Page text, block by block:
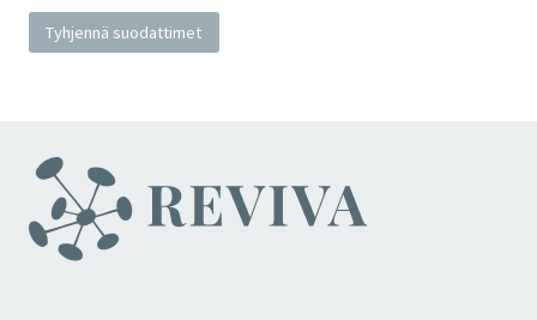
Tyhjennä suodattimet